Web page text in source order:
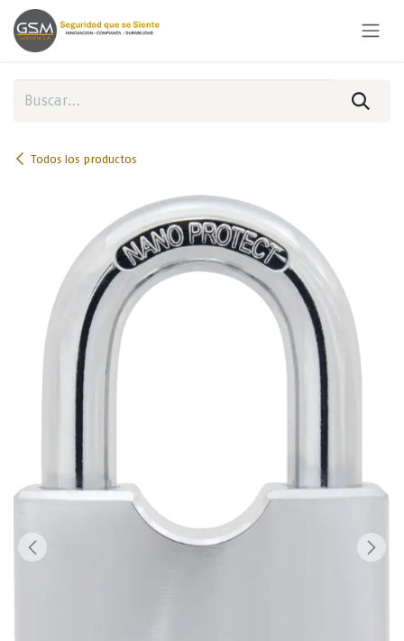
Ir al contenido
Todos los productos